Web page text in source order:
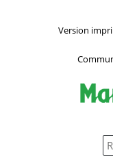
Version